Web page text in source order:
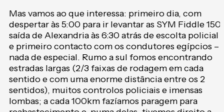
Mas vamos ao que interessa: primeiro dia, com
despertar às 5:00 para ir levantar as SYM Fiddle 150,
saída de Alexandria às 6:30 atrás de escolta policial
e primeiro contacto com os condutores egípcios –
nada de especial. Rumo a sul fomos encontrando
estradas largas (2/3 faixas de rodagem em cada
sentido e com uma enorme distância entre os 2
sentidos), muitos controlos policiais e imensas
lombas; a cada 100km fazíamos paragem para